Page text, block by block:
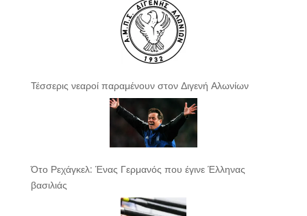
Τέσσερις νεαροί παραμένουν στον Διγενή Αλωνίων
Ότο Ρεχάγκελ: Ένας Γερμανός που έγινε Έλληνας
βασιλιάς